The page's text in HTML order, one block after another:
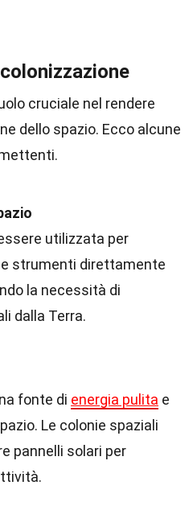
cruciale nel rendere
dello spazio. Ecco alcune
utilizzata per
strumenti direttamente
la necessità di
dalla Terra.
fonte di energia pulita e
Le colonie spaziali
pannelli solari per